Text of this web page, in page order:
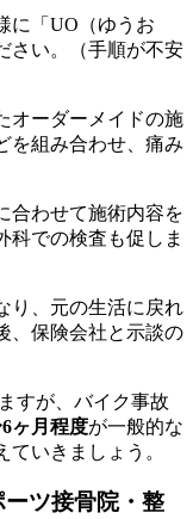
に「UO（ゆうお
さい。（手順が不安
オーダーメイドの施
を組み合わせ、痛み
合わせて施術内容を
科での検査も促しま
り、元の生活に戻れ
、保険会社と示談の
すが、バイク事故
ヶ月程度が一般的な
いきましょう。
ツ接骨院・整